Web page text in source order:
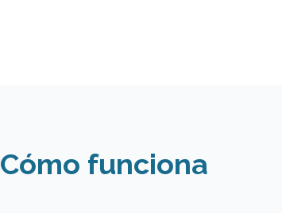
Cómo funciona